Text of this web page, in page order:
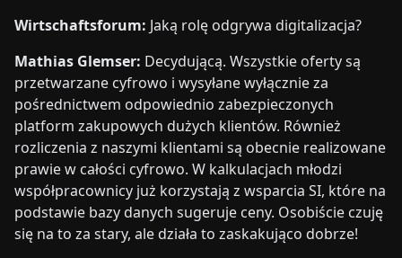
Wirtschaftsforum: Jaką rolę odgrywa digitalizacja?
Mathias Glemser: Decydującą. Wszystkie oferty są
przetwarzane cyfrowo i wysyłane wyłącznie za
pośrednictwem odpowiednio zabezpieczonych
platform zakupowych dużych klientów. Również
rozliczenia z naszymi klientami są obecnie realizowane
prawie w całości cyfrowo. W kalkulacjach młodzi
współpracownicy już korzystają z wsparcia SI, które na
podstawie bazy danych sugeruje ceny. Osobiście czuję
się na to za stary, ale działa to zaskakująco dobrze!